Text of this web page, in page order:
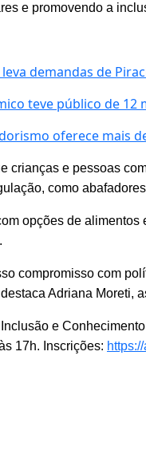
e promovendo a
demandas de
teve público de 12
oferece mais
crianças e pessoas
como
opções de
compromisso com
Adriana Moreti,
e
17h. Inscrições: